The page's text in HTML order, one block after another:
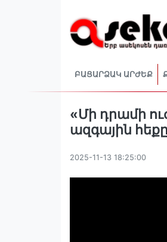
ԲԱՑԱՐՁԱԿ ԱՐԺԵՔ
«Մի դրամի
ազգային
2025-11-13 18:25:00